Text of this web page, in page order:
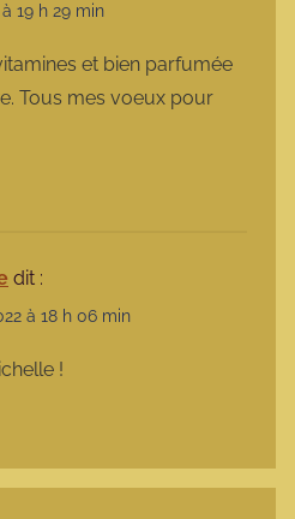
19 h 29 min
et bien parfumée
Tous mes voeux pour
dit :
à 18 h 06 min
!